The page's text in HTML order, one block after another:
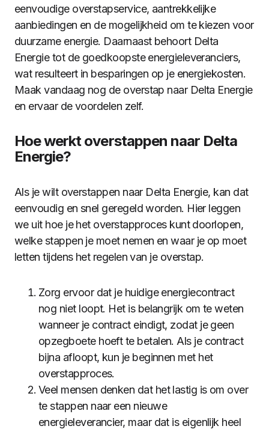
eenvoudige overstapservice, aantrekkelijke
aanbiedingen en de mogelijkheid om te kiezen voor
duurzame energie. Daarnaast behoort Delta
Energie tot de goedkoopste energieleveranciers,
wat resulteert in besparingen op je energiekosten.
Maak vandaag nog de overstap naar Delta Energie
en ervaar de voordelen zelf.
Hoe werkt overstappen naar Delta
Energie?
Als je wilt overstappen naar Delta Energie, kan dat
eenvoudig en snel geregeld worden. Hier leggen
we uit hoe je het overstapproces kunt doorlopen,
welke stappen je moet nemen en waar je op moet
letten tijdens het regelen van je overstap.
Zorg ervoor dat je huidige energiecontract
nog niet loopt. Het is belangrijk om te weten
wanneer je contract eindigt, zodat je geen
opzegboete hoeft te betalen. Als je contract
bijna afloopt, kun je beginnen met het
overstapproces.
Veel mensen denken dat het lastig is om over
te stappen naar een nieuwe
energieleverancier, maar dat is eigenlijk heel